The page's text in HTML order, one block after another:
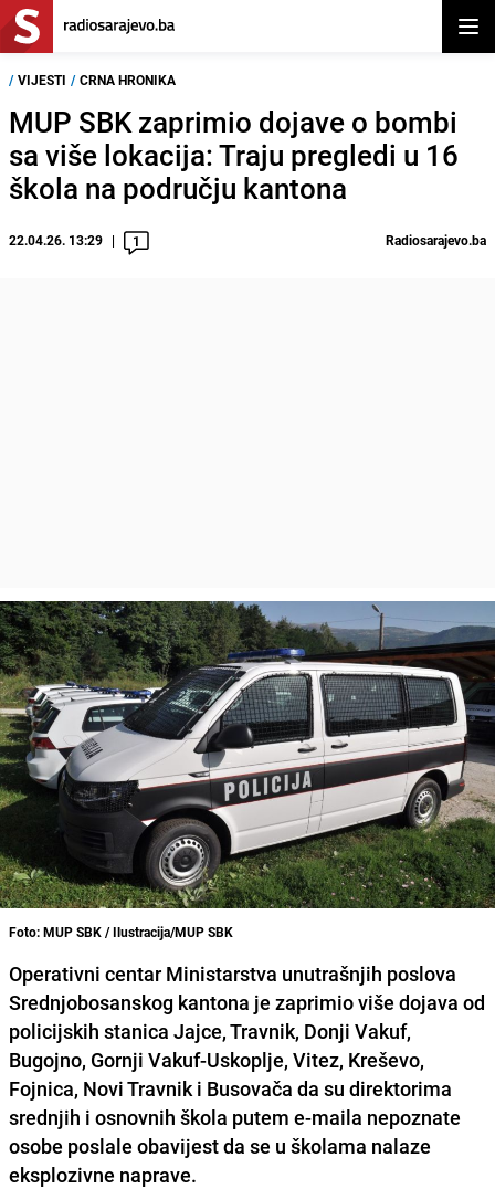
/ VIJESTI / CRNA HRONIKA
MUP SBK zaprimio dojave o bombi
sa više lokacija: Traju pregledi u 16
škola na području kantona
22.04.26. 13:29 1 Radiosarajevo.ba
Foto: MUP SBK / Ilustracija/MUP SBK
Operativni centar Ministarstva unutrašnjih poslova
Srednjobosanskog kantona je zaprimio više dojava od
policijskih stanica Jajce, Travnik, Donji Vakuf,
Bugojno, Gornji Vakuf-Uskoplje, Vitez, Kreševo,
Fojnica, Novi Travnik i Busovača da su direktorima
srednjih i osnovnih škola putem e-maila nepoznate
osobe poslale obavijest da se u školama nalaze
eksplozivne naprave.